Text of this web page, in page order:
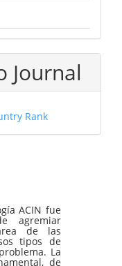
Journal
ACIN fue
agremiar
de las
tipos de
La
de